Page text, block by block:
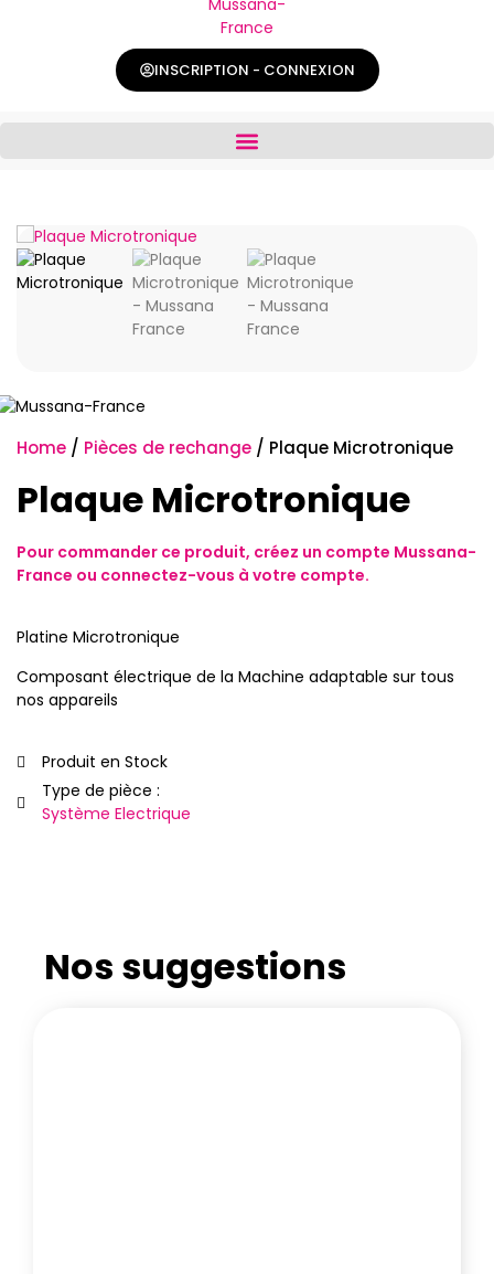
INSCRIPTION - CONNEXION
Home / Pièces de rechange / Plaque Microtronique
Plaque Microtronique
Pour commander ce produit, créez un compte Mussana-
France ou connectez-vous à votre compte.
Platine Microtronique
Composant électrique de la Machine adaptable sur tous
nos appareils
Produit en Stock
Type de pièce :
Système Electrique
Nos suggestions